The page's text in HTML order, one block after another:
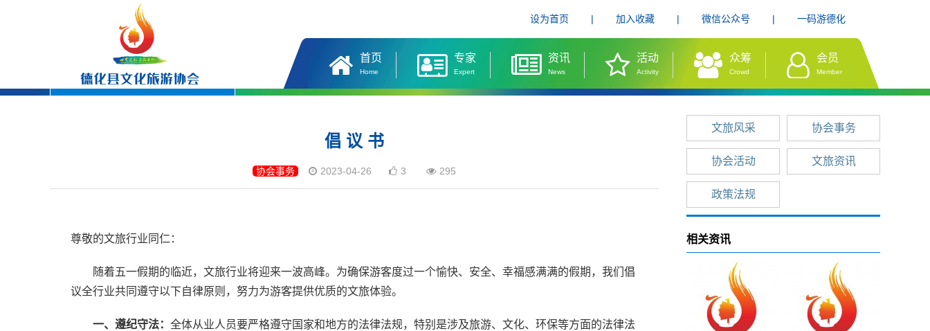
设为首页 | 加入收藏 | 微信公众号 | 一码游德化
首页
Home
专家
Expert
资讯
News
活动
Activity
众筹
Crowd
会员
Member
倡 议 书
协会事务 2023-04-26 3 295
尊敬的文旅行业同仁：
随着五一假期的临近，文旅行业将迎来一波高峰。为确保游客度过一个愉快、安全、幸福感满满的假期，我们倡
议全行业共同遵守以下自律原则，努力为游客提供优质的文旅体验。
一、遵纪守法： 全体从业人员要严格遵守国家和地方的法律法规，特别是涉及旅游、文化、环保等方面的法律法
文旅风采 协会事务
协会活动 文旅资讯
政策法规
相关资讯